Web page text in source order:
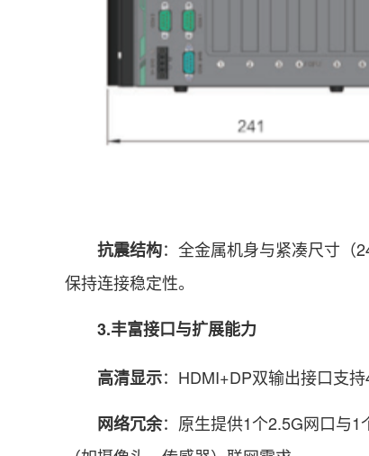
抗震结构：全金属机身与紧凑尺寸（
保持连接稳定性。
3.丰富接口与扩展能力
高清显示：HDMI+DP双输出接口支
网络冗余：原生提供1个2.5G网口与